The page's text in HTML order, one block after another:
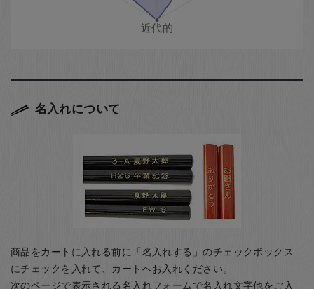
名入れについて
商品をカートに入れる前に「名入れする」のチェックボックス
にチェックを入れて、カートへお入れください。
次のページで表示される名入れフォームで名入れ文字他をご入